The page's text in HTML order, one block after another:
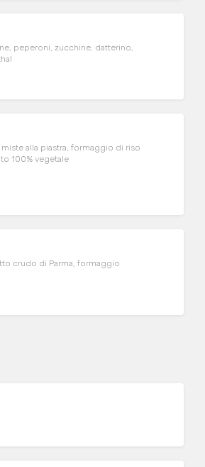
peperoni, zucchine, datterino,
miste alla piastra, formaggio di riso
100% vegetale
crudo di Parma, formaggio